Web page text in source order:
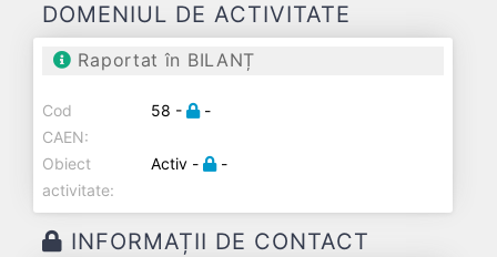
DOMENIUL DE ACTIVITATE
Raportat în BILANȚ
Cod
CAEN:
58 - -
Obiect
activitate:
Activ - -
INFORMAȚII DE CONTACT